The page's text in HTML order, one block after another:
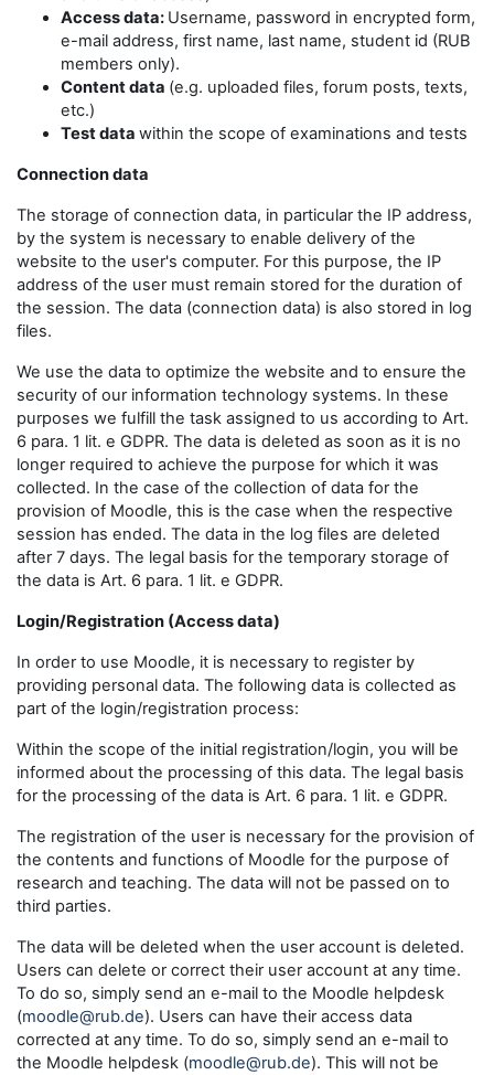
Access data: Username, password in encrypted form,
e-mail address, first name, last name, student id (RUB
members only).
Content data (e.g. uploaded files, forum posts, texts,
etc.)
Test data within the scope of examinations and tests
Connection data
The storage of connection data, in particular the IP address,
by the system is necessary to enable delivery of the
website to the user's computer. For this purpose, the IP
address of the user must remain stored for the duration of
the session. The data (connection data) is also stored in log
files.
We use the data to optimize the website and to ensure the
security of our information technology systems. In these
purposes we fulfill the task assigned to us according to Art.
6 para. 1 lit. e GDPR. The data is deleted as soon as it is no
longer required to achieve the purpose for which it was
collected. In the case of the collection of data for the
provision of Moodle, this is the case when the respective
session has ended. The data in the log files are deleted
after 7 days. The legal basis for the temporary storage of
the data is Art. 6 para. 1 lit. e GDPR.
Login/Registration (Access data)
In order to use Moodle, it is necessary to register by
providing personal data. The following data is collected as
part of the login/registration process:
Within the scope of the initial registration/login, you will be
informed about the processing of this data. The legal basis
for the processing of the data is Art. 6 para. 1 lit. e GDPR.
The registration of the user is necessary for the provision of
the contents and functions of Moodle for the purpose of
research and teaching. The data will not be passed on to
third parties.
The data will be deleted when the user account is deleted.
Users can delete or correct their user account at any time.
To do so, simply send an e-mail to the Moodle helpdesk
(moodle@rub.de). Users can have their access data
corrected at any time. To do so, simply send an e-mail to
the Moodle helpdesk (moodle@rub.de). This will not be